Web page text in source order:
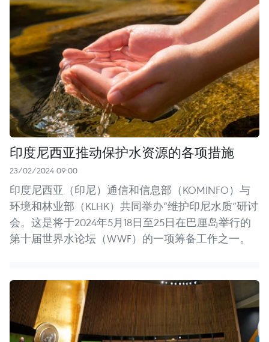
印度尼西亚推动保护水资源的各项措施
23/02/2024 09:00
印度尼西亚（印尼）通信和信息部（KOMINFO）与
环境和林业部（KLHK）共同举办“维护印尼水质”研讨
会。这是将于2024年5月18日至25日在巴厘岛举行的
第十届世界水论坛（WWF）的一项筹备工作之一。